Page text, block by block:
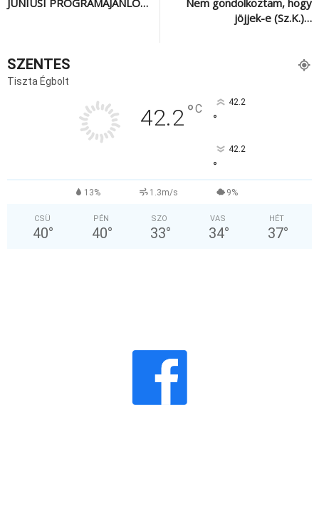
jöjjek-e (Sz.K.)…
SZENTES
Tiszta Égbolt
42.2°C 42.2
°
42.2
°
13% 1.3m/s 9%
CSÜ
40°
PÉN
40°
SZO
33°
VAS
34°
HÉT
37°